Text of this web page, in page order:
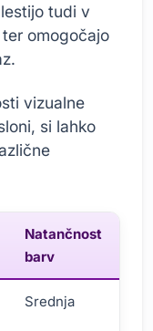
tudi v
omogočajo
vizualne
si lahko
Natančnost
barv
Srednja